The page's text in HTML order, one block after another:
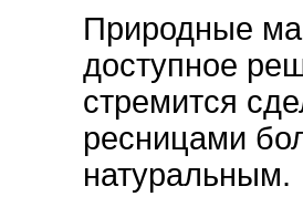
Природные
доступное
стремится
ресницами
натуральным.